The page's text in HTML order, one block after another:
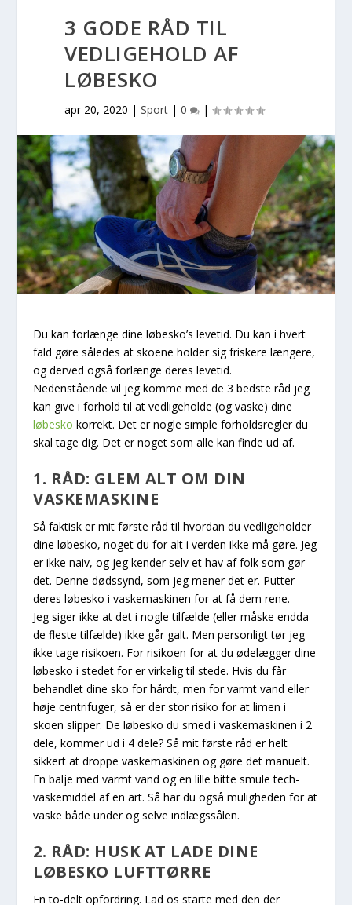
3 GODE RÅD TIL
VEDLIGEHOLD AF
LØBESKO
apr 20, 2020 |Sport |0 |
Du kan forlænge dine løbesko’s levetid. Du kan i hvert
fald gøre således at skoene holder sig friskere længere,
og derved også forlænge deres levetid.
Nedenstående vil jeg komme med de 3 bedste råd jeg
kan give i forhold til at vedligeholde (og vaske) dine
løbesko korrekt. Det er nogle simple forholdsregler du
skal tage dig. Det er noget som alle kan finde ud af.
1. RÅD: GLEM ALT OM DIN
VASKEMASKINE
Så faktisk er mit første råd til hvordan du vedligeholder
dine løbesko, noget du for alt i verden ikke må gøre. Jeg
er ikke naiv, og jeg kender selv et hav af folk som gør
det. Denne dødssynd, som jeg mener det er. Putter
deres løbesko i vaskemaskinen for at få dem rene.
Jeg siger ikke at det i nogle tilfælde (eller måske endda
de fleste tilfælde) ikke går galt. Men personligt tør jeg
ikke tage risikoen. For risikoen for at du ødelægger dine
løbesko i stedet for er virkelig til stede. Hvis du får
behandlet dine sko for hårdt, men for varmt vand eller
høje centrifuger, så er der stor risiko for at limen i
skoen slipper. De løbesko du smed i vaskemaskinen i 2
dele, kommer ud i 4 dele? Så mit første råd er helt
sikkert at droppe vaskemaskinen og gøre det manuelt.
En balje med varmt vand og en lille bitte smule tech-
vaskemiddel af en art. Så har du også muligheden for at
vaske både under og selve indlægssålen.
2. RÅD: HUSK AT LADE DINE
LØBESKO LUFTTØRRE
En to-delt opfordring. Lad os starte med den der